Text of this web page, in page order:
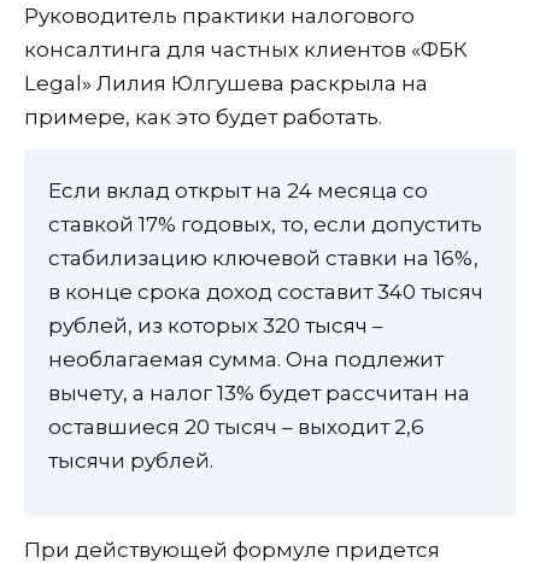
Руководитель практики налогового
консалтинга для частных клиентов «ФБК
Legal» Лилия Юлгушева раскрыла на
примере, как это будет работать.
Если вклад открыт на 24 месяца со
ставкой 17% годовых, то, если допустить
стабилизацию ключевой ставки на 16%,
в конце срока доход составит 340 тысяч
рублей, из которых 320 тысяч –
необлагаемая сумма. Она подлежит
вычету, а налог 13% будет рассчитан на
оставшиеся 20 тысяч – выходит 2,6
тысячи рублей.
При действующей формуле придется